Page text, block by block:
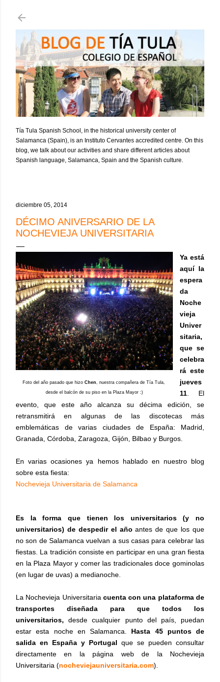
Tía Tula Spanish School, in the historical university center of
Salamanca (Spain), is an Instituto Cervantes accredited centre. On this
blog, we talk about our activities and share different articles about
Spanish language, Salamanca, Spain and the Spanish culture.
diciembre 05, 2014
DÉCIMO ANIVERSARIO DE LA
NOCHEVIEJA UNIVERSITARIA
Foto del año pasado que hizo Chen , nuestra compañera de Tía Tula,
desde el balcón de su piso en la Plaza Mayor :)
Ya está
aquí la
espera
da
Noche
vieja
Univer
sitaria,
que se
celebra
rá este
jueves
11 . El
evento, que este año alcanza su décima edición, se
retransmitirá en algunas de las discotecas más
emblemáticas de varias ciudades de España: Madrid,
Granada, Córdoba, Zaragoza, Gijón, Bilbao y Burgos.
En varias ocasiones ya hemos hablado en nuestro blog
sobre esta fiesta:
Nochevieja Universitaria de Salamanca
Es la forma que tienen los universitarios (y no
universitarios) de despedir el año antes de que los que
no son de Salamanca vuelvan a sus casas para celebrar las
fiestas. La tradición consiste en participar en una gran fiesta
en la Plaza Mayor y comer las tradicionales doce gominolas
(en lugar de uvas) a medianoche.
La Nochevieja Universitaria cuenta con una plataforma de
transportes diseñada para que todos los
universitarios,desde cualquier punto del país, puedan
estar esta noche en Salamanca. Hasta 45 puntos de
salida en España y Portugal que se pueden consultar
directamente en la página web de la Nochevieja
Universitaria (nocheviejauniversitaria.com).